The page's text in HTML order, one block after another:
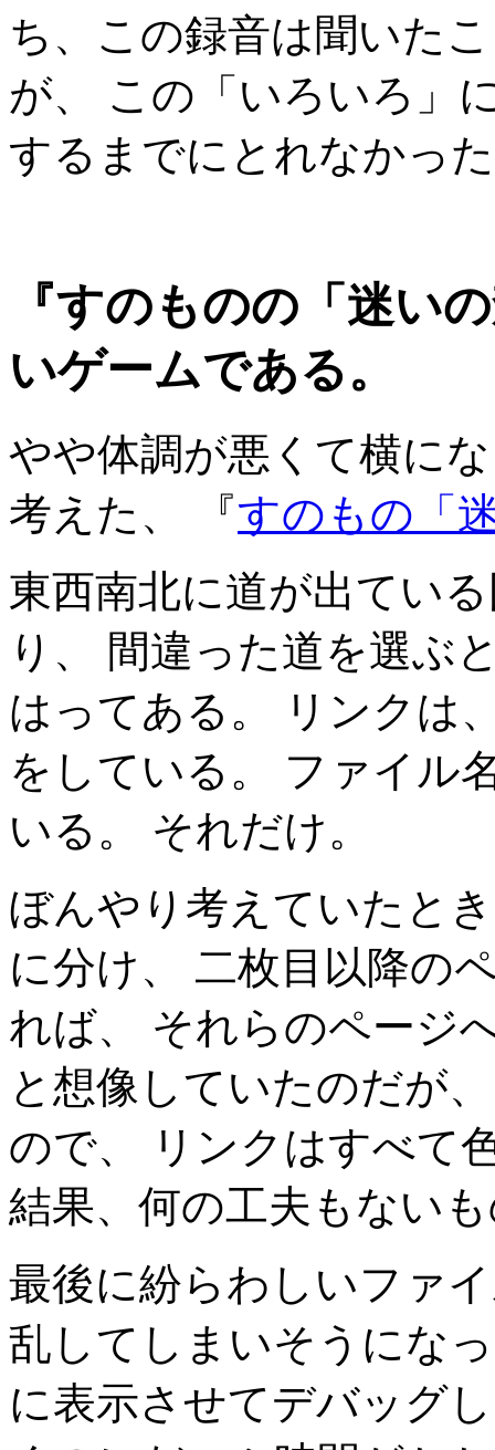
ち、この録音は聞いた
が、 この「いろいろ」
するまでにとれなかっ
『すのものの「迷い
いゲームである。
やや体調が悪くて横に
考えた、 『すのもの「
東西南北に道が出てい
り、 間違った道を選ぶ
はってある。 リンクは
をしている。 ファイル
いる。 それだけ。
ぼんやり考えていたと
に分け、 二枚目以降の
れば、 それらのページ
と想像していたのだが
ので、 リンクはすべて
結果、何の工夫もない
最後に紛らわしいファ
乱してしまいそうにな
に表示させてデバッグ